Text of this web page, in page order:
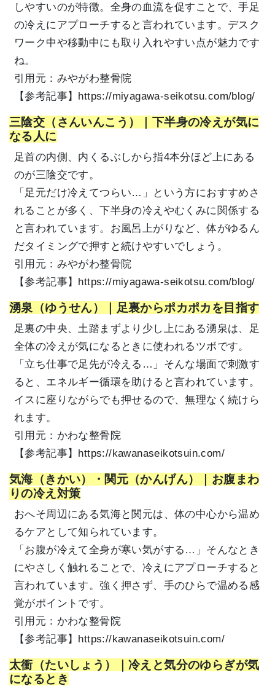
しやすいのが特徴。全身の血流を促すことで、手足
の冷えにアプローチすると言われています。デスク
ワーク中や移動中にも取り入れやすい点が魅力です
ね。
引用元：みやがわ整骨院
【参考記事】 https://miyagawa-seikotsu.com/blog/
三陰交（さんいんこう）｜下半身の冷えが気に
なる人に
足首の内側、内くるぶしから指4本分ほど上にある
のが三陰交です。
「足元だけ冷えてつらい…」という方におすすめさ
れることが多く、下半身の冷えやむくみに関係する
と言われています。お風呂上がりなど、体がゆるん
だタイミングで押すと続けやすいでしょう。
引用元：みやがわ整骨院
【参考記事】 https://miyagawa-seikotsu.com/blog/
湧泉（ゆうせん）｜足裏からポカポカを目指す
足裏の中央、土踏まずより少し上にある湧泉は、足
全体の冷えが気になるときに使われるツボです。
「立ち仕事で足先が冷える…」そんな場面で刺激す
ると、エネルギー循環を助けると言われています。
イスに座りながらでも押せるので、無理なく続けら
れます。
引用元：かわな整骨院
【参考記事】 https://kawanaseikotsuin.com/
気海（きかい）・関元（かんげん）｜お腹まわ
りの冷え対策
おへそ周辺にある気海と関元は、体の中心から温め
るケアとして知られています。
「お腹が冷えて全身が寒い気がする…」そんなとき
にやさしく触れることで、冷えにアプローチすると
言われています。強く押さず、手のひらで温める感
覚がポイントです。
引用元：かわな整骨院
【参考記事】 https://kawanaseikotsuin.com/
太衝（たいしょう）｜冷えと気分のゆらぎが気
になるとき